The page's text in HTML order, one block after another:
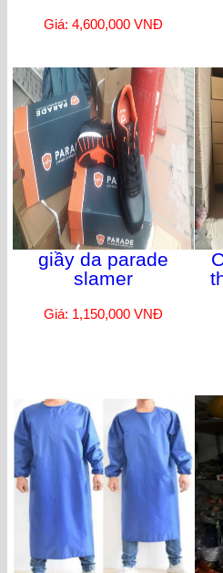
Giá: 4,600,000 VNĐ
giầy da parade
slamer
Giá: 1,150,000 VNĐ